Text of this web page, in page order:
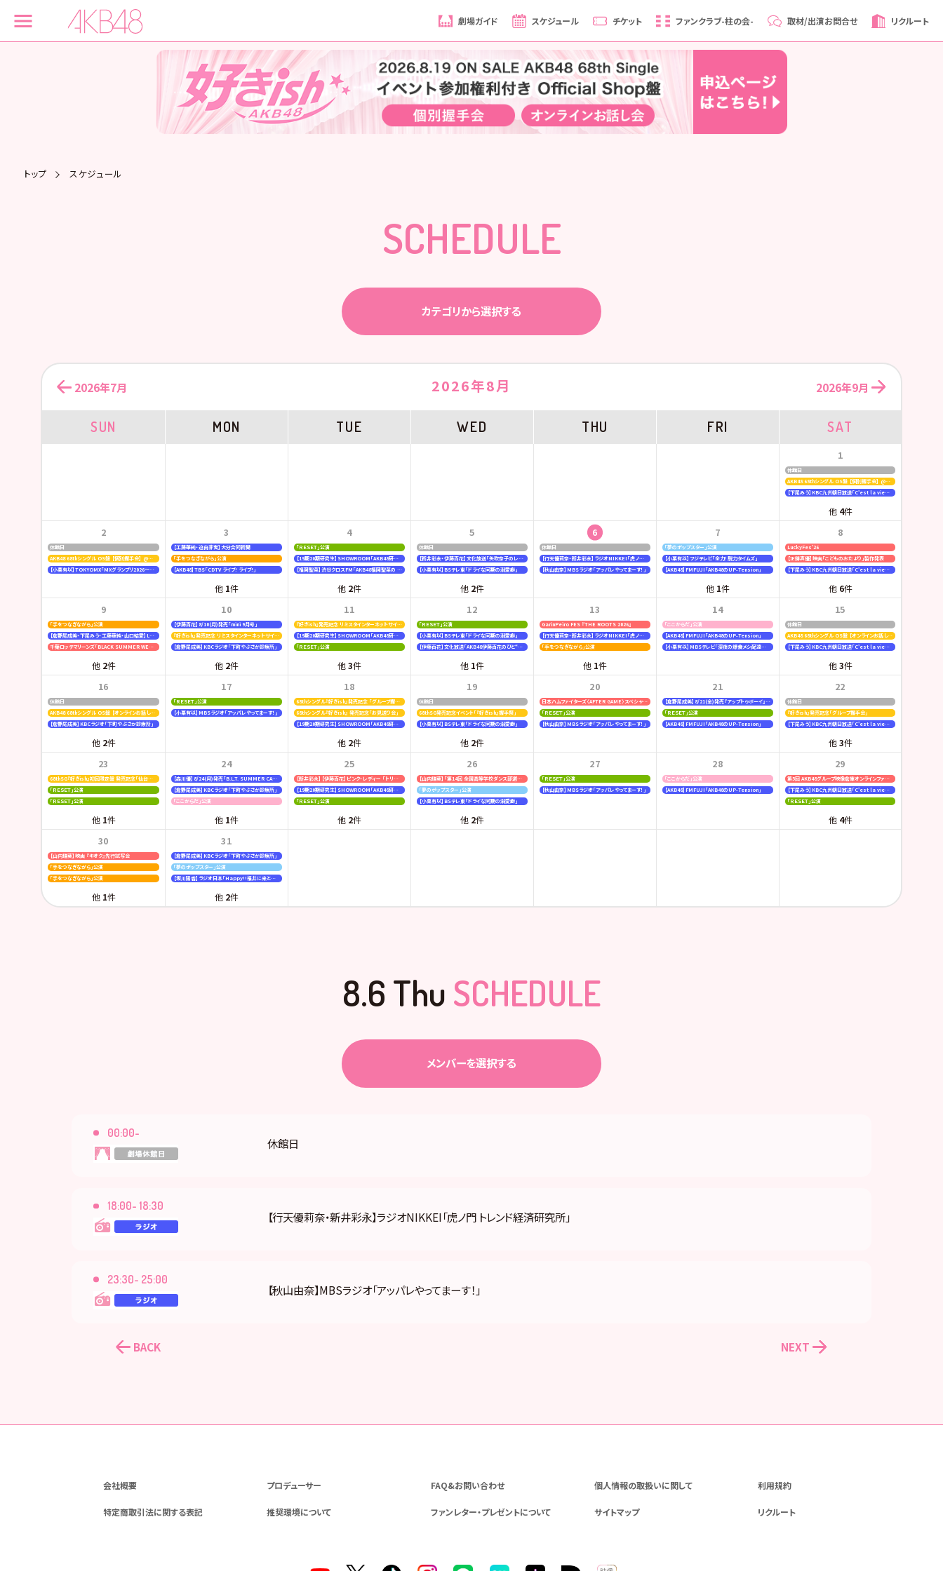
劇場ガイド スケジュール チケット ファンクラブ-柱の会- 取材/出演お問合せ リクルート
トップ スケジュール
SCHEDULE
カテゴリから選択する
2026年8月
2026年7月 2026年9月
SUN MON TUE WED THU FRI SAT
休館日
AKB48 68thシングル OS盤 【個別握手会】 @パシフィコ横浜
【下尾みう】KBC九州朝日放送「C'est la vie〜いのちの声を伝えたい〜」
他 4件
1
休館日
AKB48 68thシングル OS盤 【個別握手会】 @パシフィコ横浜
【小栗有以】TOKYOMX「MXグランプリ2026～異端芸人決定戦～」
2
【工藤華純・迫由芽実】大分合同新聞
「手をつなぎながら」公演
【AKB48】TBS「CDTV ライブ! ライブ!」
他 1件
3
「ＲＥＳＥＴ」公演
【19期20期研究生】SHOWROOM「AKB48研究生パレット 〜多彩な魅力をお届け〜」
【福岡聖菜】渋谷クロスFM「AKB48福岡聖菜の あなたに福を届けますらじお☆」
他 2件
4
休館日
【新井彩永・伊藤百花】文化放送「矢吹奈子のレコメン！」
【小栗有以】BSテレ東「ドライな同期の溺愛癖」
他 2件
5
休館日
【行天優莉奈・新井彩永】ラジオNIKKEI「虎ノ門 トレンド経済研究所」
【秋山由奈】MBSラジオ「アッパレやってまーす！」
6
「夢のポップスター」公演
【小栗有以】フジテレビ「全力！脱力タイムズ」
【AKB48】FMFUJI「AKB48のUP-Tension」
他 1件
7
LuckyFes’26
【正鋳真優】映画「こどものおたより」製作発表
【下尾みう】KBC九州朝日放送「C'est la vie〜いのちの声を伝えたい〜」
他 6件
8
「手をつなぎながら」公演
【倉野尾成美・下尾みう・工藤華純・山口結愛】LOVE FM「AKB48九州放送部！」
千葉ロッテマリーンズ「BLACK SUMMER WEEK supported by クーリッシュ」
他 2件
9
【伊藤百花】8/10(月)発売「mini 9月号」
『好きish』発売記念 リミスタインターネットサイン会
【倉野尾成美】KBCラジオ「下町やぶさか診療所」
他 2件
10
『好きish』発売記念 リミスタインターネットサイン会
【19期20期研究生】SHOWROOM「AKB48研究生パレット 〜多彩な魅力をお届け〜」
「ＲＥＳＥＴ」公演
他3件
11
「ＲＥＳＥＴ」公演
【小栗有以】BSテレ東「ドライな同期の溺愛癖」
【伊藤百花】文化放送「AKB48伊藤百花のひと“花”咲かせたいっ！」
他 1件
12
GarinPeiro FES 『THE ROOTS 2026』
【行天優莉奈・新井彩永】ラジオNIKKEI「虎ノ門 トレンド経済研究所」
「手をつなぎながら」公演
他 1件
13
「ここからだ」公演
【AKB48】FMFUJI「AKB48のUP-Tension」
【小栗有以】MBSテレビ「深夜の爆食メシ配達員ジャンボ」
14
休館日
AKB48 68thシングル OS盤 【オンラインお話し会】
【下尾みう】KBC九州朝日放送「C'est la vie〜いのちの声を伝えたい〜」
他3件
15
休館日
AKB48 68thシングル OS盤 【オンラインお話し会】
【倉野尾成美】KBCラジオ「下町やぶさか診療所」
他 2件
16
「ＲＥＳＥＴ」公演
【小栗有以】MBSラジオ「アッパレやってまーす！」
17
68thシングル『好きish』発売記念 「グループ握手会」
68thシングル『好きish』 発売記念「お見送り会」
【19期20期研究生】SHOWROOM「AKB48研究生パレット 〜多彩な魅力をお届け〜」
他 2件
18
休館日
68thSG発売記念イベント「『好きish』握手祭」
【小栗有以】BSテレ東「ドライな同期の溺愛癖」
他 2件
19
日本ハムファイターズ〈AFTER GAME〉スペシャルライブ
「ＲＥＳＥＴ」公演
【秋山由奈】MBSラジオ「アッパレやってまーす！」
20
【倉野尾成美】8/21(金)発売『アップトゥボーイ』連載なるティットコレクション
「ＲＥＳＥＴ」公演
【AKB48】FMFUJI「AKB48のUP-Tension」
21
休館日
『好きish』発売記念「グループ握手会」
【下尾みう】KBC九州朝日放送「C'est la vie〜いのちの声を伝えたい〜」
他3件
22
68thSG『好きish』初回限定盤 発売記念「仙台握手会」
「ＲＥＳＥＴ」公演
「ＲＥＳＥＴ」公演
他 1件
23
【森川優】8/24(月)発売「B.L.T. SUMMER CANDY 2026」
【倉野尾成美】KBCラジオ「下町やぶさか診療所」
「ここからだ」公演
他 1件
24
【新井彩永】【伊藤百花】ピンク・レディー 「トリビュートコンサート」
【19期20期研究生】SHOWROOM「AKB48研究生パレット 〜多彩な魅力をお届け〜」
「ＲＥＳＥＴ」公演
他 2件
25
【山内瑞葵】「第14回 全国高等学校ダンス部選手権」
「夢のポップスター」公演
【小栗有以】BSテレ東「ドライな同期の溺愛癖」
他 2件
26
「ＲＥＳＥＴ」公演
【秋山由奈】MBSラジオ「アッパレやってまーす！」
27
「ここからだ」公演
【AKB48】FMFUJI「AKB48のUP-Tension」
28
第5回 AKB48グループ映像倉庫オンラインファンミーティング
【下尾みう】KBC九州朝日放送「C'est la vie〜いのちの声を伝えたい〜」
「ＲＥＳＥＴ」公演
他 4件
29
【山内瑞葵】映画 『キオク』先行試写会
「手をつなぎながら」公演
「手をつなぎながら」公演
他 1件
30
【倉野尾成美】KBCラジオ「下町やぶさか診療所」
「夢のポップスター」公演
【坂川陽香】ラジオ日本「Happy!!福井に来とっけの～」
他 2件
31
8.6 Thu SCHEDULE
メンバーを選択する
00:00-
休館日
18:00- 18:30
【行天優莉奈・新井彩永】ラジオNIKKEI「虎ノ門 トレンド経済研究所」
23:30- 25:00
【秋山由奈】MBSラジオ「アッパレやってまーす！」
BACK NEXT
会社概要 プロデューサー FAQ&お問い合わせ 個人情報の取扱いに関して 利用規約
特定商取引法に関する表記 推奨環境について ファンレター・プレゼントについて サイトマップ リクルート